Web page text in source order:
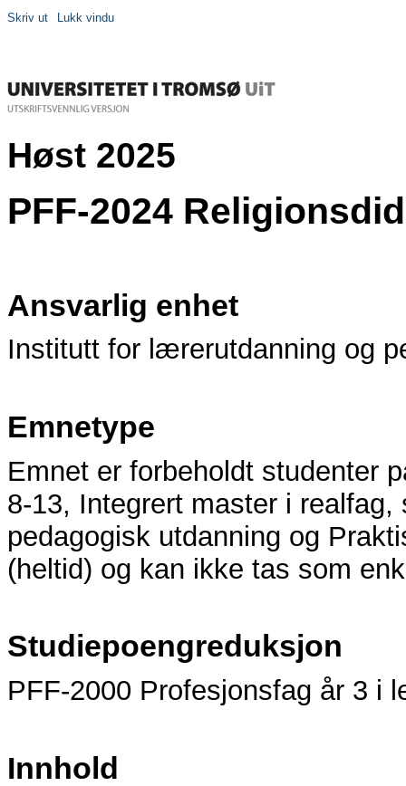
Skriv ut Lukk vindu
Høst 2025
PFF-2024
Ansvarlig enhet
Institutt for lærerutdanning og
Emnetype
Emnet er forbeholdt studenter
8-13, Integrert master i
pedagogisk utdanning og
(heltid) og kan ikke tas som
Studiepoengreduksjon
PFF-2000 Profesjonsfag år 3 i
Innhold